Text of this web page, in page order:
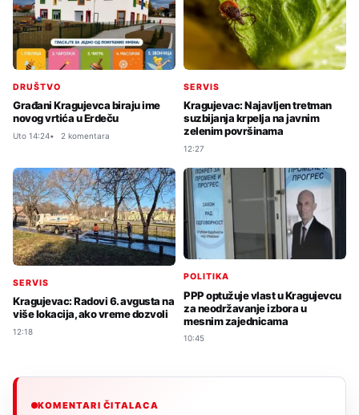
DRUŠTVO
Građani Kragujevca biraju ime
novog vrtića u Erdeču
Uto 14:24 2 komentara
SERVIS
Kragujevac: Najavljen tretman
suzbijanja krpelja na javnim
zelenim površinama
12:27
SERVIS
Kragujevac: Radovi 6. avgusta na
više lokacija, ako vreme dozvoli
12:18
POLITIKA
PPP optužuje vlast u Kragujevcu
za neodržavanje izbora u
mesnim zajednicama
10:45
KOMENTARI ČITALACA